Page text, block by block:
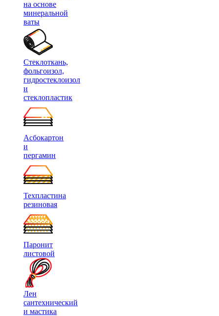
на основе
минеральной
ваты
Стеклоткань,
фольгоизол,
гидростеклоизол
и
стеклопластик
Асбокартон
и
пергамин
Техпластина
резиновая
Паронит
листовой
Лен
сантехнический
и мастика